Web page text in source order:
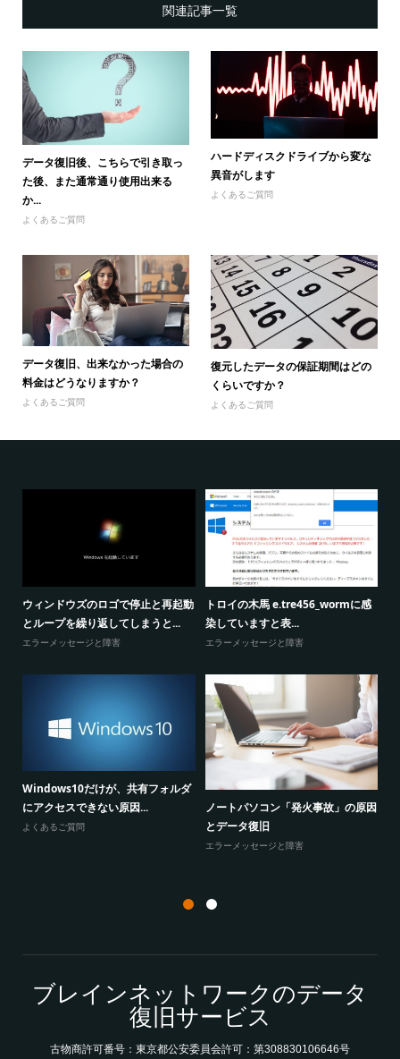
関連記事一覧
データ復旧後、こちらで引き取っ
た後、また通常通り使用出来る
か...
よくあるご質問
ハードディスクドライブから変な
異音がします
よくあるご質問
データ復旧、出来なかった場合の
料金はどうなりますか？
よくあるご質問
復元したデータの保証期間はどの
くらいですか？
よくあるご質問
ウィンドウズのロゴで停止と再起動
とループを繰り返してしまうと...
エラーメッセージと障害
トロイの木馬 e.tre456_wormに感
染していますと表...
エラーメッセージと障害
Windows10だけが、共有フォルダ
にアクセスできない原因...
よくあるご質問
ノートパソコン「発火事故」の原因
とデータ復旧
エラーメッセージと障害
ブレインネットワークのデータ
復旧サービス
古物商許可番号：東京都公安委員会許可：第308830106646号